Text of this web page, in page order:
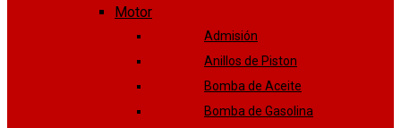
Motor
Admisión
Anillos de Piston
Bomba de Aceite
Bomba de Gasolina